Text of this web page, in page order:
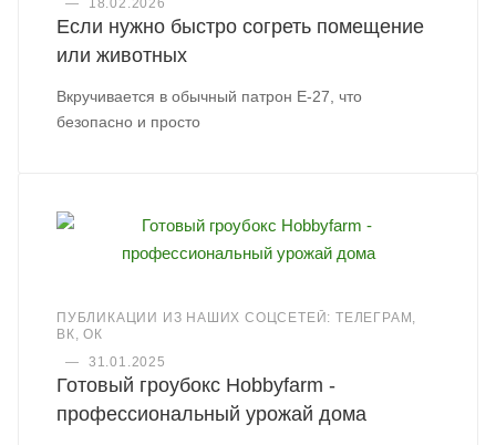
— 18.02.2026
Если нужно быстро согреть помещение
или животных
Вкручивается в обычный патрон Е-27, что
безопасно и просто
ПУБЛИКАЦИИ ИЗ НАШИХ СОЦСЕТЕЙ: ТЕЛЕГРАМ,
ВК, ОК
—
31.01.2025
Готовый гроубокс Hobbyfarm -
профессиональный урожай дома